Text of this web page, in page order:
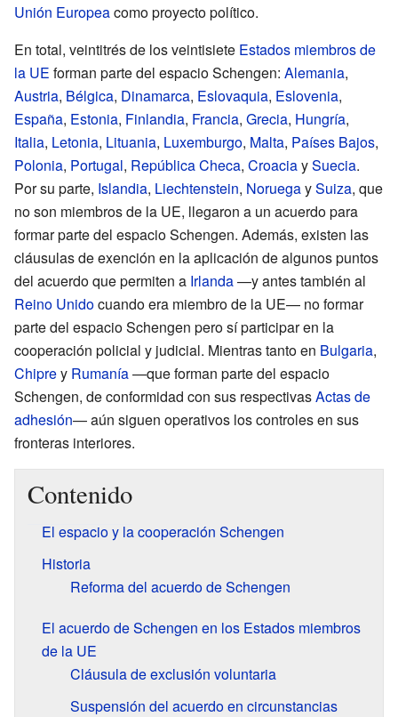
Unión Europeacomo proyecto político.
En total, veintitrés de los veintisiete Estados miembros de
la UE forman parte del espacio Schengen: Alemania,
Austria, Bélgica, Dinamarca, Eslovaquia, Eslovenia,
España, Estonia, Finlandia, Francia, Grecia, Hungría,
Italia, Letonia, Lituania, Luxemburgo, Malta, Países Bajos,
Polonia, Portugal, República Checa, CroaciaySuecia.
Por su parte, Islandia, Liechtenstein, NoruegaySuiza, que
no son miembros de la UE, llegaron a un acuerdo para
formar parte del espacio Schengen. Además, existen las
cláusulas de exención en la aplicación de algunos puntos
del acuerdo que permiten a Irlanda—y antes también al
Reino Unidocuando era miembro de la UE— no formar
parte del espacio Schengen pero sí participar en la
cooperación policial y judicial. Mientras tanto en Bulgaria,
Chiprey Rumanía—que forman parte del espacio
Schengen, de conformidad con sus respectivasActas de
adhesión— aún siguen operativos los controles en sus
fronteras interiores.
Contenido
El espacio y la cooperación Schengen
Historia
Reforma del acuerdo de Schengen
El acuerdo de Schengen en los Estados miembros
de la UE
Cláusula de exclusión voluntaria
Suspensión del acuerdo en circunstancias